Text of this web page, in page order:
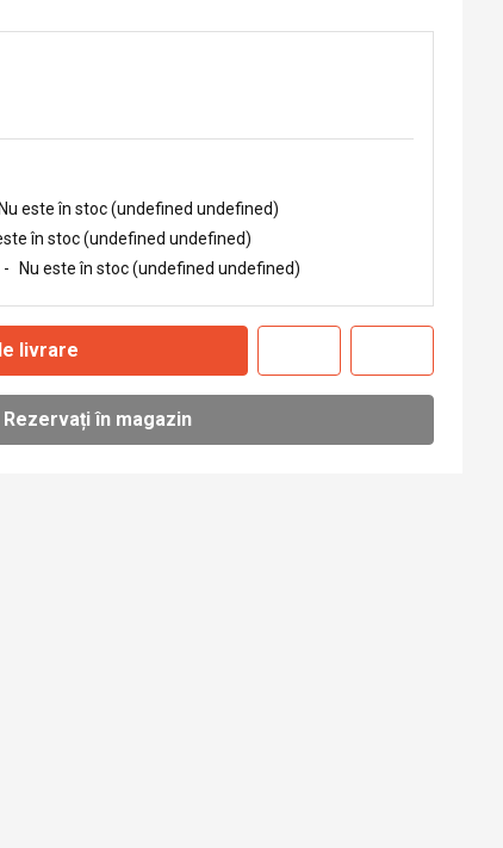
Nu este în stoc (undefined undefined)
în stoc (undefined undefined)
- Nu este în stoc (undefined undefined)
livrare
Rezervați în magazin